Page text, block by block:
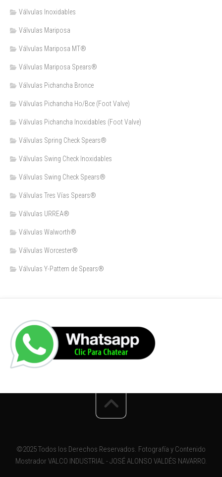
Válvulas Inoxidables
Válvulas Mariposa
Válvulas Mariposa MT®
Válvulas Mariposa Spears®
Válvulas Pichancha Bronce
Válvulas Pichancha Ho/Bce (Foot Valve)
Válvulas Pichancha Inoxidables (Foot Valve)
Válvulas Spring Check Spears®
Válvulas Swing Check Inoxidables
Válvulas Swing Check Spears®
Válvulas Tres Vías Spears®
Válvulas URREA®
Válvulas Walworth®
Válvulas Worcester®
Válvulas Y-Pattern de Spears®️
©2025 Todos los Derechos Reservados. Fotografía y Contenido
Mostrador VALCO INDUSTRIAL - JOSÉ ALONSO VALDÉS NAVARRO.